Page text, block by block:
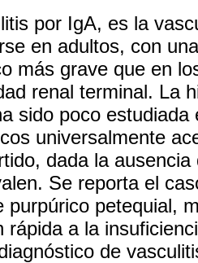
por IgA, es la
en adultos, con
más grave que en
renal terminal. La
sido poco
universalmente
dada la
Se reporta el
purpúrico petequial,
rápida a la
de